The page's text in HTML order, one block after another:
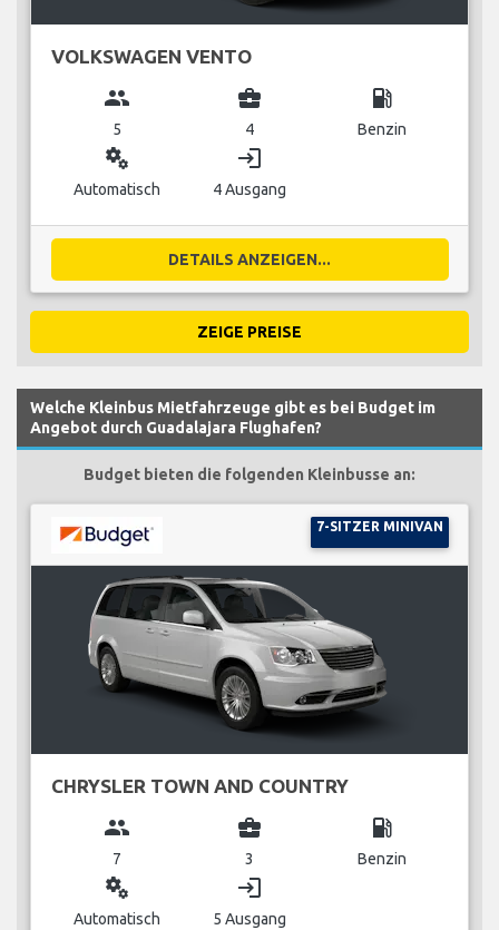
VOLKSWAGEN VENTO
group
5
business_center
4
local_gas_station
Benzin
miscellaneous_services
Automatisch
login
4 Ausgang
DETAILS ANZEIGEN...
ZEIGE PREISE
Welche Kleinbus Mietfahrzeuge gibt es bei Budget im
Angebot durch Guadalajara Flughafen?
Budget bieten die folgenden Kleinbusse an:
7-SITZER MINIVAN
CHRYSLER TOWN AND COUNTRY
group
7
business_center
3
local_gas_station
Benzin
miscellaneous_services
Automatisch
login
5 Ausgang